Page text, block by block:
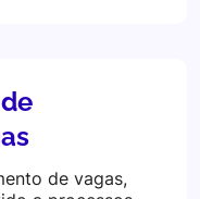
de vagas,